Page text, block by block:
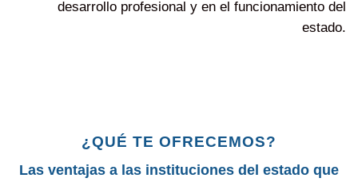
desarrollo profesional y en el funcionamiento del
estado.
¿QUÉ TE OFRECEMOS?
Las ventajas a las instituciones del estado que